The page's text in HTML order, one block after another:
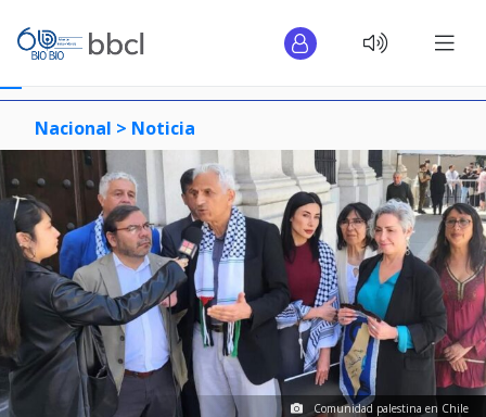
Nacional > Noticia
Comunidad palestina en Chile